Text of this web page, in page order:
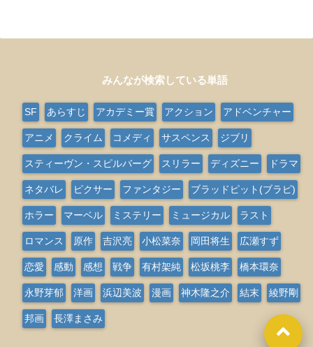
みんなが検索している単語
SF あらすじ アカデミー賞 アクション アドベンチャー
アニメ クライム コメディ サスペンス ジブリ
スティーヴン・スピルバーグ スリラー ディズニー ドラマ
ネタバレ ピクサー ファンタジー ブラッドピット(ブラピ)
ホラー マーベル ミステリー ミュージカル ラスト
ロマンス 原作 吉沢亮 小松菜奈 岡田将生 広瀬すず
恋愛 感動 感想 戦争 有村架純 松坂桃李 橋本環奈
永野芽郁 洋画 浜辺美波 漫画 神木隆之介 結末 綾野剛
邦画 長澤まさみ